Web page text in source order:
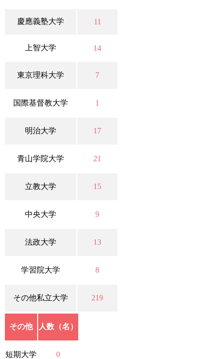
慶應義塾大学 11
上智大学 14
東京理科大学 7
国際基督教大学 1
明治大学 17
青山学院大学 21
立教大学 15
中央大学 9
法政大学 13
学習院大学 8
その他私立大学 219
その他 人数（名）
短期大学 0